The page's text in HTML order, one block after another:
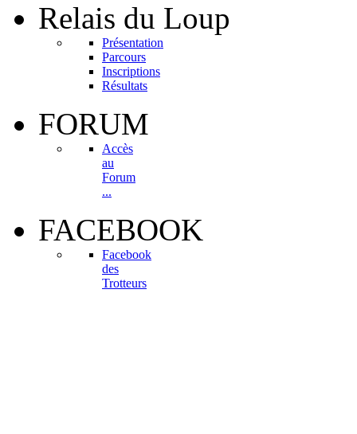
Relais du Loup
Présentation
Parcours
Inscriptions
Résultats
FORUM
Accès
au
Forum
...
FACEBOOK
Facebook
des
Trotteurs